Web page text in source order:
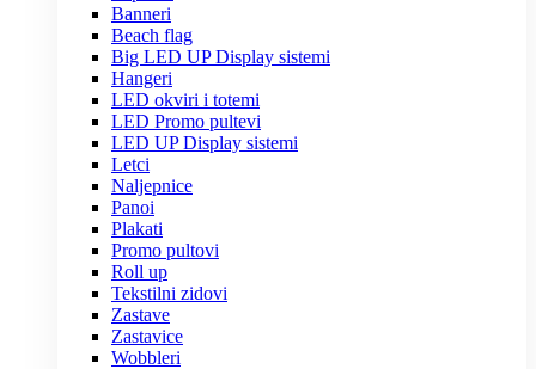
Banneri
Beach flag
Big LED UP Display sistemi
Hangeri
LED okviri i totemi
LED Promo pultevi
LED UP Display sistemi
Letci
Naljepnice
Panoi
Plakati
Promo pultovi
Roll up
Tekstilni zidovi
Zastave
Zastavice
Wobbleri